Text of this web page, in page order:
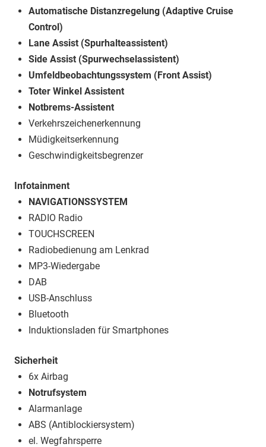
Automatische Distanzregelung (Adaptive Cruise
Control)
Lane Assist (Spurhalteassistent)
Side Assist (Spurwechselassistent)
Umfeldbeobachtungssystem (Front Assist)
Toter Winkel Assistent
Notbrems-Assistent
Verkehrszeichenerkennung
Müdigkeitserkennung
Geschwindigkeitsbegrenzer
Infotainment
NAVIGATIONSSYSTEM
RADIO Radio
TOUCHSCREEN
Radiobedienung am Lenkrad
MP3-Wiedergabe
DAB
USB-Anschluss
Bluetooth
Induktionsladen für Smartphones
Sicherheit
6x Airbag
Notrufsystem
Alarmanlage
ABS (Antiblockiersystem)
el. Wegfahrsperre